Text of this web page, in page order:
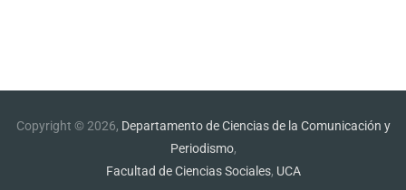
Copyright © 2026, Departamento de Ciencias de la Comunicación y
Periodismo,
Facultad de Ciencias Sociales, UCA